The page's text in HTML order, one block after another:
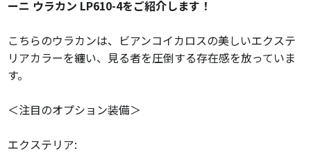
ーニ ウラカン LP610-4をご紹介します！
こちらのウラカンは、ビアンコイカロスの美しいエクステ
リアカラーを纏い、見る者を圧倒する存在感を放っていま
す。
＜注目のオプション装備＞
エクステリア: